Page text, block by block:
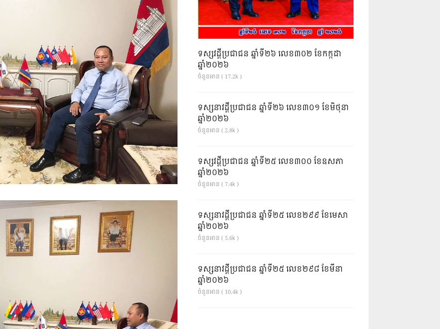
ទស្សវដ្តីប្រជាជន ឆ្នាំទី២៦ លេខ៣០២ ខែកក្កដា
ឆ្នាំ២០២៦
ចំនួនអាន ( 17.2k )
ទស្សនាវដ្ដីប្រជាជន ឆ្នាំទី២៦ លេខ៣០១ ខែមិថុនា
ឆ្នាំ២០២៦
ចំនួនអាន ( 2.8k )
ទស្សវដ្តីប្រជាជន ឆ្នាំទី២៥ លេខ៣០០ ខែឧសភា
ឆ្នាំ២០២៦
ចំនួនអាន ( 7.4k )
ទស្សនាវដ្ដីប្រជាជន ឆ្នាំទី២៥ លេខ២៩៩ ខែមេសា
ឆ្នាំ២០២៦
ចំនួនអាន ( 5.6k )
ទស្សនាវដ្ដីប្រជាជន ឆ្នាំទី២៥ លេខ២៩៨ ខែមីនា
ឆ្នាំ២០២៦
ចំនួនអាន ( 10.4k )